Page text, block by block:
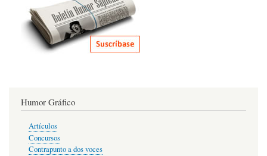
Humor Gráfico
Artículos
Concursos
Contrapunto a dos voces